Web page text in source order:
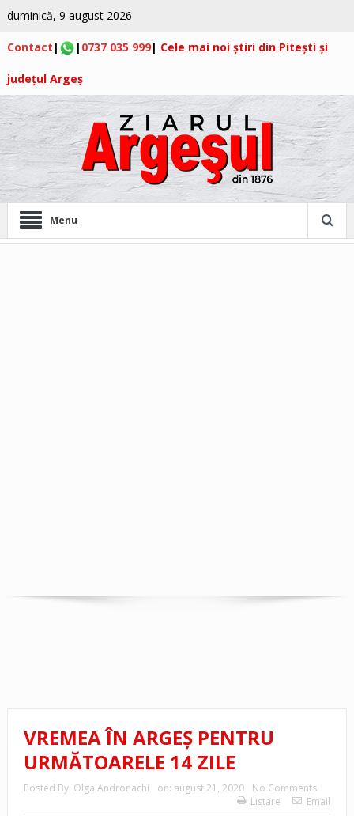
duminică, 9 august 2026
Contact | | 0737 035 999| Cele mai noi știri din Pitești și
județul Argeș
Menu
VREMEA ÎN ARGEȘ PENTRU
URMĂTOARELE 14 ZILE
Posted By: Olga Andronachi on: august 21, 2020
No Comments
Listare
Email